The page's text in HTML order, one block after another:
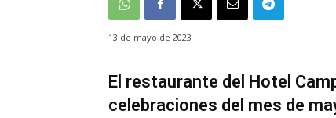
13 de mayo de 2023
El restaurante del Hotel
celebraciones del mes de